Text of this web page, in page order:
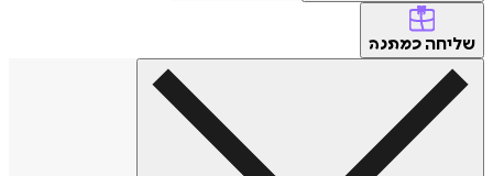
שליחה כמתנה